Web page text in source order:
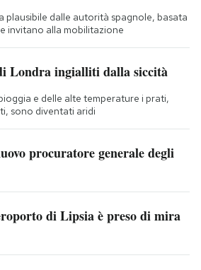
plausibile dalle autorità spagnole, basata
invitano alla mobilitazione
Londra ingialliti dalla siccità
e delle alte temperature i prati,
sono diventati aridi
procuratore generale degli
di Lipsia è preso di mira